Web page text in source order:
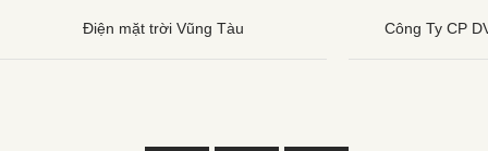
Điện mặt trời Vũng Tàu Công Ty CP